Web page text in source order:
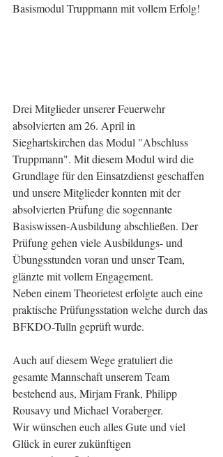
Basismodul Truppmann mit vollem Erfolg!
Drei Mitglieder unserer Feuerwehr
absolvierten am 26. April in
Sieghartskirchen das Modul "Abschluss
Truppmann". Mit diesem Modul wird die
Grundlage für den Einsatzdienst geschaffen
und unsere Mitglieder konnten mit der
absolvierten Prüfung die sogennante
Basiswissen-Ausbildung abschließen. Der
Prüfung gehen viele Ausbildungs- und
Übungsstunden voran und unser Team,
glänzte mit vollem Engagement.
Neben einem Theorietest erfolgte auch eine
praktische Prüfungsstation welche durch das
BFKDO-Tulln geprüft wurde.
Auch auf diesem Wege gratuliert die
gesamte Mannschaft unserem Team
bestehend aus, Mirjam Frank, Philipp
Rousavy und Michael Voraberger.
Wir wünschen euch alles Gute und viel
Glück in eurer zukünftigen